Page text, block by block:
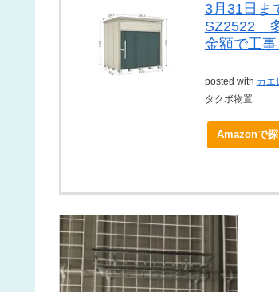
3月31日
SZ2522
金額で工
posted with カエ
タクボ物置
Amazonで